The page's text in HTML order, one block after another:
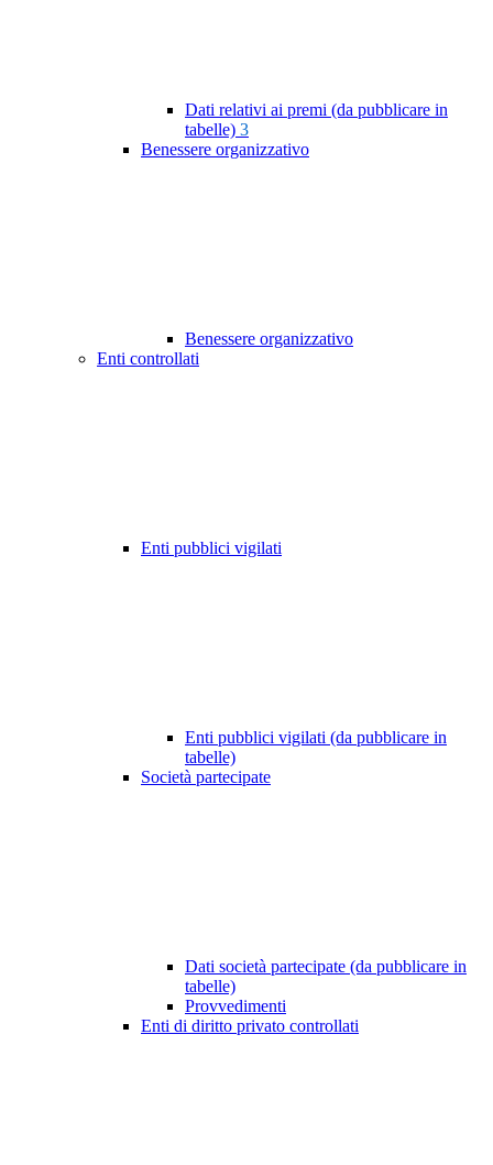
Dati relativi ai premi (da pubblicare in
tabelle) 3
Benessere organizzativo
Benessere organizzativo
Enti controllati
Enti pubblici vigilati
Enti pubblici vigilati (da pubblicare in
tabelle)
Società partecipate
Dati società partecipate (da pubblicare in
tabelle)
Provvedimenti
Enti di diritto privato controllati